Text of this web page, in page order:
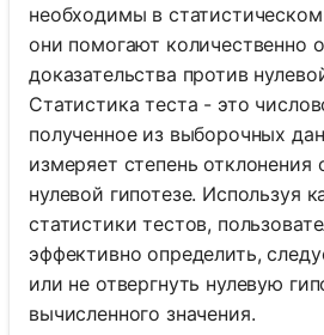
необходимы в статистическом
они помогают количественно
доказательства против
Статистика теста - это
полученное из выборочных
измеряет степень
нулевой гипотезе. Используя
статистики тестов,
эффективно определить,
или не отвергнуть нулевую
вычисленного значения.